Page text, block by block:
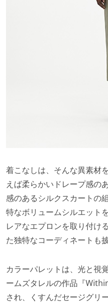
着こなしは、そんな異素材
えば柔らかいドレープ感の
感のあるシルクスカートの
特なボリュームシルエット
レアなエプロンを取り付け
た独特なコーディネートも
カラーパレットは、光と視
ームズタレルの作品『
され、くすんだセージグリ